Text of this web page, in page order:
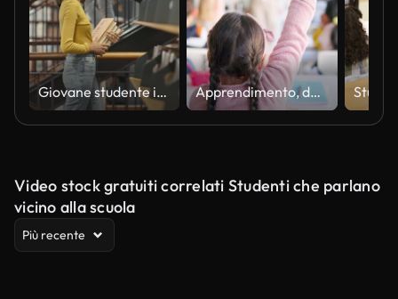
Giovane studente in cerca di un altro libro mentre camminava pensato alla biblioteca. Bella donna che colleziona libri. Apprendimento, domanda e mani alzate con la ragazza in classe per l'educazione, la discussione e la conoscenza. Aiuto, studio e insegnante con i bambini e la donna a scuola per il perché, la borsa di studio e la risposta
Video stock gratuiti correlati Studenti che parlano
vicino alla scuola
Più recente